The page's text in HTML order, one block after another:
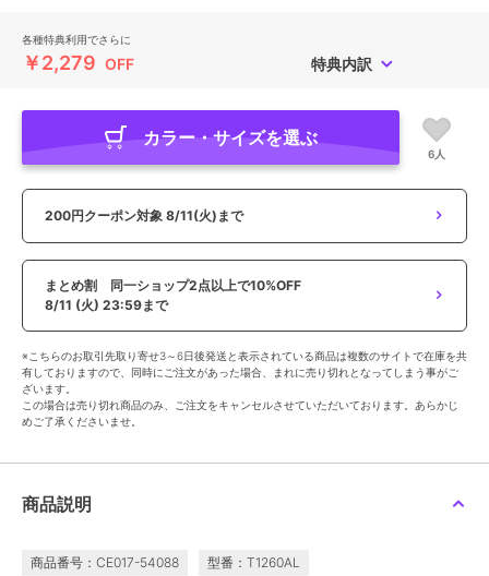
各種特典利用でさらに
￥2,279 OFF 特典内訳
カラー・サイズを選ぶ
6人
200円クーポン対象 8/11(火)まで
まとめ割 同一ショップ2点以上で10%OFF
8/11 (火) 23:59まで
※こちらのお取引先取り寄せ3～6日後発送と表示されている商品は複数のサイトで在庫を共
有しておりますので、同時にご注文があった場合、まれに売り切れとなってしまう事がご
ざいます。
この場合は売り切れ商品のみ、ご注文をキャンセルさせていただいております。あらかじ
めご了承くださいませ。
商品説明
商品番号：CE017-54088 型番：T1260AL